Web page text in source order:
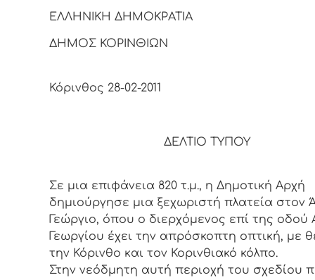
ΕΛΛΗΝΙΚΗ ΔΗΜΟΚΡΑΤΙΑ
ΔΗΜΟΣ ΚΟΡΙΝΘΙΩΝ
Κόρινθος 28-02-2011
ΔΕΛΤΙΟ ΤΥΠΟΥ
Σε μια επιφάνεια 820 τ.μ., η Δημοτική Αρχή
δημιούργησε μια ξεχωριστή πλατεία στον
Γεώργιο, όπου ο διερχόμενος επί της οδού
Γεωργίου έχει την απρόσκοπτη οπτική, με
την Κόρινθο και τον Κορινθιακό κόλπο.
Στην νεόδμητη αυτή περιοχή του σχεδίου